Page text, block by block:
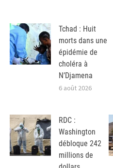
Tchad : Huit
morts dans une
épidémie de
choléra à
N’Djamena
6 août 2026
RDC :
Washington
débloque 242
millions de